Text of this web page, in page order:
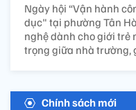
Ngày hội “Vận hành
dục" tại phường Tân
nghệ dành cho giới trẻ
trọng giữa nhà trường,
Chính sách mới